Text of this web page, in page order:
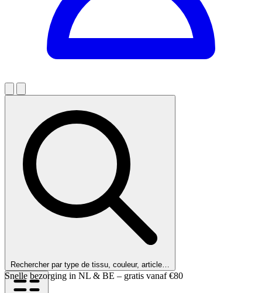
Rechercher par type de tissu, couleur, article…
Nos clients nous notent 9,6 !